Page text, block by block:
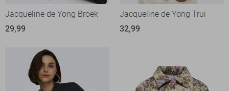
Jacqueline de Yong Broek
29,99
Jacqueline de Yong Trui
32,99